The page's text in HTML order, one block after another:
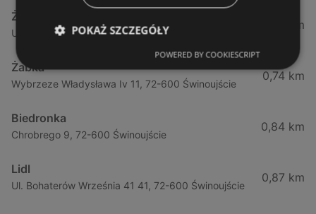
Żabka
Ul. Barlickiego 4d / 2, 72-602 Świnoujście
0,64 km
Żabka
Wybrzeze Władysława Iv 11, 72-600 Świnoujście
0,74 km
Biedronka
Chrobrego 9, 72-600 Świnoujście
0,84 km
Lidl
Ul. Bohaterów Września 41 41, 72-600 Świnoujście
0,87 km
POKAŻ SZCZEGÓŁY
POWERED BY COOKIESCRIPT